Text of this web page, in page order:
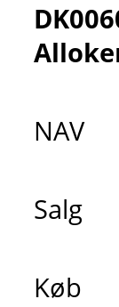
NAV
Salg
Køb